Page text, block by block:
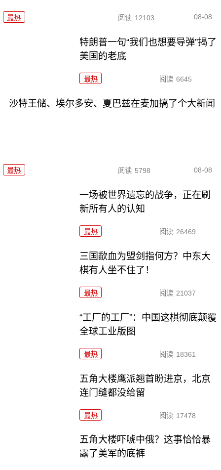
最热 阅读 12103 08-08
特朗普一句“我们也想要导弹”揭了
美国的老底
最热 阅读 6645
沙特王储、埃尔多安、夏巴兹在麦加搞了个大新闻
最热 阅读 5798 08-08
一场被世界遗忘的战争，正在刷
新所有人的认知
最热 阅读 26469
三国歃血为盟剑指何方？中东大
棋有人坐不住了！
最热 阅读 21037
“工厂的工厂”：中国这棋彻底颠覆
全球工业版图
最热 阅读 18361
五角大楼鹰派翘首盼进京，北京
连门缝都没给留
最热 阅读 17478
五角大楼吓唬中俄？这事恰恰暴
露了美军的底裤